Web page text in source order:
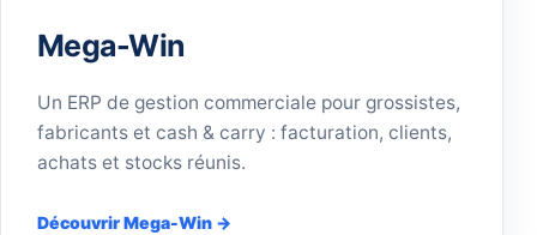
Mega-Win
Un ERP de gestion commerciale pour grossistes,
fabricants et cash & carry : facturation, clients,
achats et stocks réunis.
Découvrir Mega-Win →